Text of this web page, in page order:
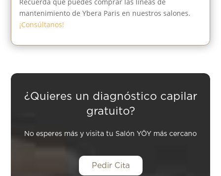
mantenimiento de Ybera Paris en nuestros salones.
¡Consúltanos!
¿Quieres un diagnóstico capilar
gratuito?
No esperes más y visita tu Salón YÖY más cercano
Pedir Cita